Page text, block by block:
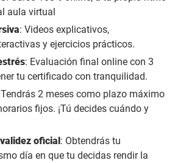
aula virtual
: Videos explicativos,
y ejercicios prácticos.
: Evaluación final online con 3
tu certificado con tranquilidad.
2 meses como plazo máximo
fijos. ¡Tú decides cuándo y
oficial: Obtendrás tu
día en que tu decidas rendir la